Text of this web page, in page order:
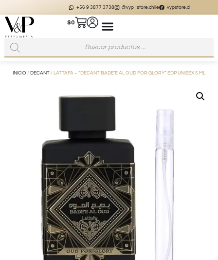
+56 9 3877 3738 @vyp_store.chile vypstore.cl
$0
INICIO / DECANT / LATTAFA – “DECANT BADE’E AL OUD FOR GLORY” EDP UNISEX 5 ML